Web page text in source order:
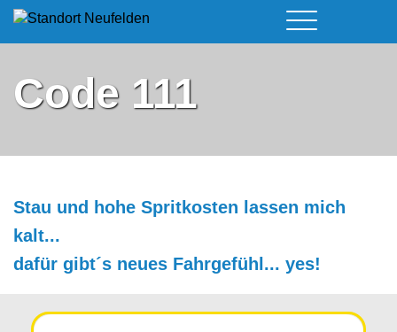
Moped
A - Scheine + Code 111
BE - Schein + Code 96
F - Schein
Team
Kursorte
Walding
Kontakt
Code 111
Stau und hohe Spritkosten lassen mich
kalt...
dafür gibt´s neues Fahrgefühl... yes!